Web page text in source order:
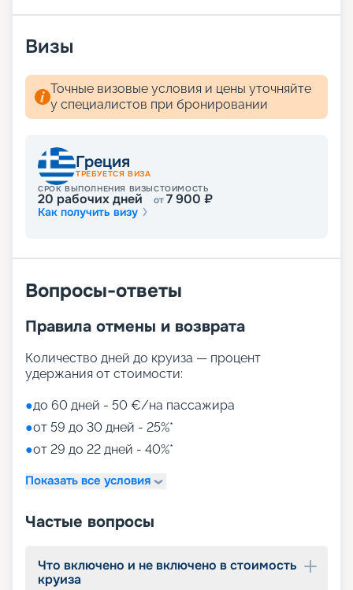
менеджерами.
Визы
Точные визовые условия и цены уточняйте
у специалистов при бронировании
Греция
ТРЕБУЕТСЯ ВИЗА
СРОК ВЫПОЛНЕНИЯ ВИЗЫ
20 рабочих дней
СТОИМОСТЬ
от7 900 ₽
Как получить визу
Вопросы-ответы
Правила отмены и возврата
Количество дней до круиза — процент
удержания от стоимости:
●до 60 дней - 50 €/на пассажира
●от 59 до 30 дней - 25%*
●от 29 до 22 дней - 40%*
Показать все условия
Частые вопросы
Что включено и не включено в стоимость
круиза